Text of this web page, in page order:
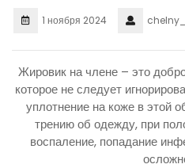
1 ноября 2024
Жировик на члене – это
которое не следует
уплотнение на коже в этой
трению об одежду, при
воспаление, попадание